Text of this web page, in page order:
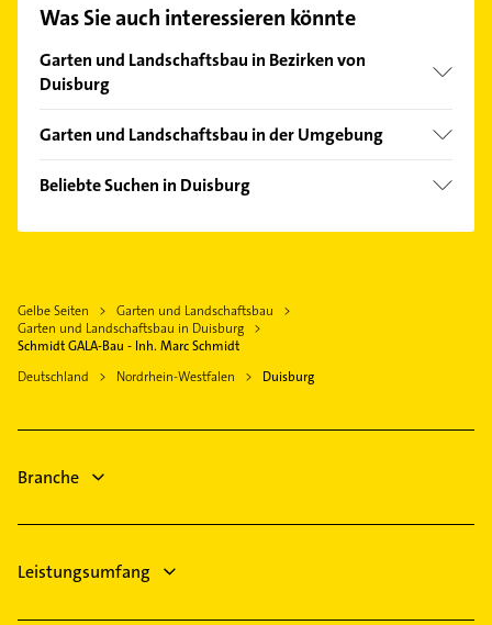
Hier finden Sie alleKontaktdaten
Was Sie auch interessieren könnte
Garten und Landschaftsbau in Bezirken von
Duisburg
Bezirk Duisburg-Mitte
Bezirk Hamborn
Garten und Landschaftsbau in der Umgebung
Dinslaken
Moers
Bottrop
Beliebte Suchen in Duisburg
Hausarzt
Allgemeinarzt
Arzt
Steuerberater
Gelbe Seiten
Garten und Landschaftsbau
Garten und Landschaftsbau in Duisburg
Schmidt GALA-Bau - Inh. Marc Schmidt
Deutschland
Nordrhein-Westfalen Duisburg
Branche
Leistungsumfang